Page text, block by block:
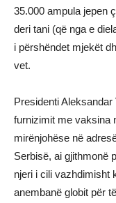
35.000 ampula jepen
deri tani (që nga e
i përshëndet mjekët
vet.
Presidenti
furnizimit me vaksina
mirënjohëse në
Serbisë, ai gjithmonë
njeri i cili vazhdimisht
anembanë globit për